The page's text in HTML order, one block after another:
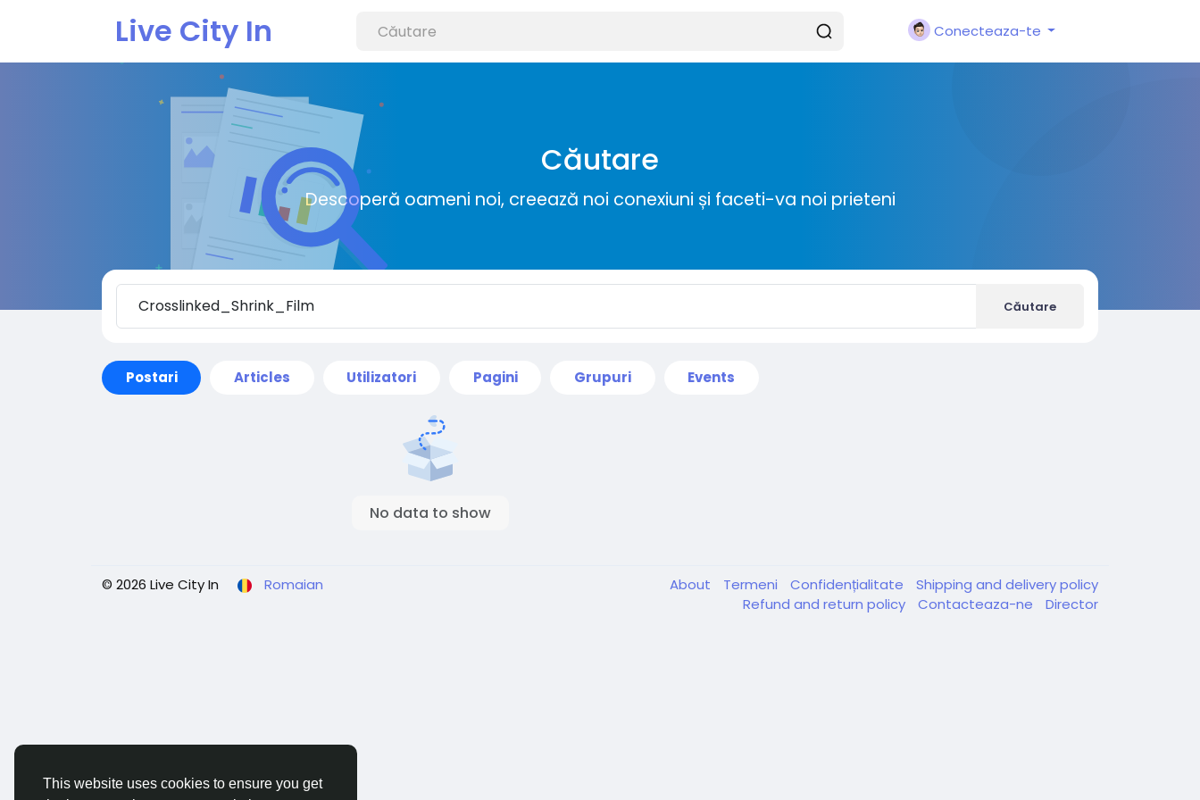
This website uses cookies to ensure you get
Live City In Conecteaza-te
Căutare
Descoperă oameni noi, creează noi conexiuni și faceti-va noi prieteni
Căutare
Postari Articles Utilizatori Pagini Grupuri Events
No data to show
© 2026 Live City In Romaian About Termeni Confidențialitate
Shipping and delivery policy
Refund and return policy
Contacteaza-ne Director